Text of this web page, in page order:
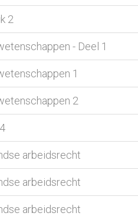
2
- Deel 1
1
2
arbeidsrecht
arbeidsrecht
arbeidsrecht